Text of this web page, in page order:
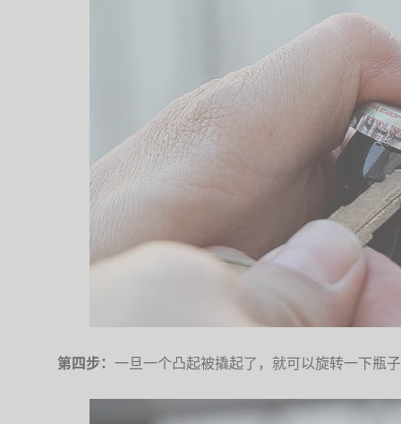
第四步： 一旦一个凸起被撬起了，就可以旋转一下瓶